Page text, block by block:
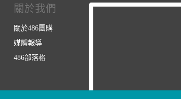
關於我們
關於486團購
媒體報導
486部落格